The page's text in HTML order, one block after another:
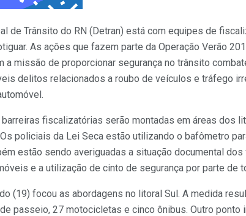
de Trânsito do RN (Detran) está com equipes de
As ações que fazem parte da Operação Verão
a missão de proporcionar segurança no trânsito
delitos relacionados a roubo de veículos e tráfego
fiscalizatórias serão montadas em áreas dos
policiais da Lei Seca estão utilizando o bafômetro
estão sendo averiguadas a situação documental
e a utilização de cinto de segurança por parte de
(19) focou as abordagens no litoral Sul. A medida
passeio, 27 motocicletas e cinco ônibus. Outro ponto